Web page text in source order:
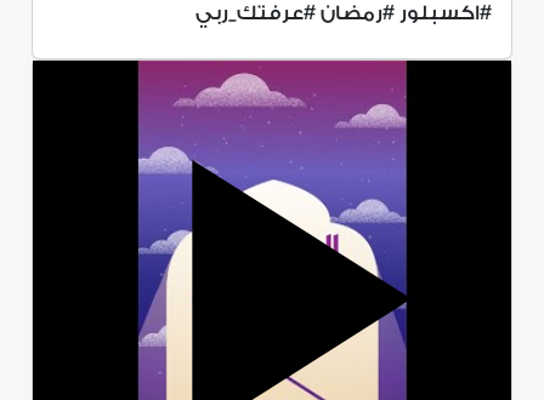
#اكسبلور #رمضان #عرفتك_ربي